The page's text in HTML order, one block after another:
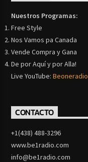
Nuestros Programas:
Free Style
Nos Vamos pa Canada
Vende Compra y Gana
De por Aquí y por Alla!
Live YouTube:Beoneradio
CONTACTO
+1(438) 488-3296
www.be1radio.com
info@be1radio.com